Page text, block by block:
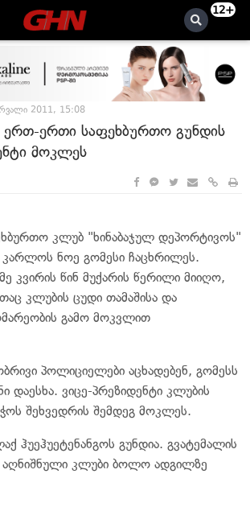
12+
2011, 15:08
ერთ-ერთი საფეხბურთო გუნდის
მოკლეს
კლუბ "ხინაბაჯულ დეპორტივოს"
კარლოს ნოე გომესი ჩაცხრილეს.
კვირის წინ მუქარის წერილი მიიღო,
კლუბის ცუდი თამაშისა და
გამო მოკვლით
პოლიციელები აცხადებენ, გომესს
დაესხა. ვიცე-პრეზიდენტი კლუბის
შეხვედრის შემდეგ მოკლეს.
ჰუეჰუეტენანგოს გუნდია. გვატემალის
კლუბი ბოლო ადგილზე